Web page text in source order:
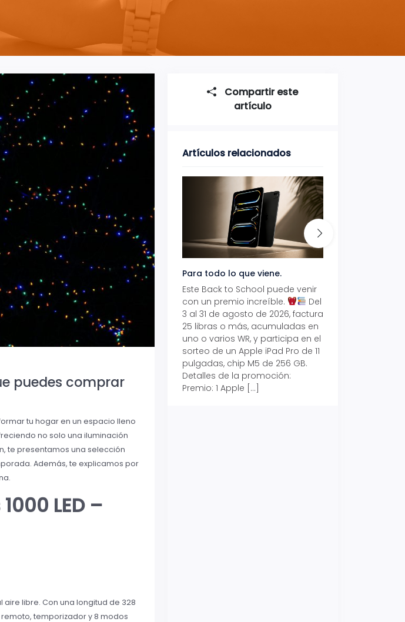
puedes comprar
tu hogar en un espacio lleno
no solo una iluminación
te presentamos una selección
Además, te explicamos por
LED –
aire libre. Con una longitud de 328
temporizador y 8 modos
Compartir este
artículo
Artículos relacionados
Para todo lo que viene.
Este Back to School puede venir
con un premio increíble.
Del
3 al 31 de agosto de 2026, factura
25 libras o más, acumuladas en
uno o varios WR, y participa en el
sorteo de un Apple iPad Pro de 11
pulgadas, chip M5 de 256 GB.
Detalles de la promoción:
Premio: 1 Apple […]